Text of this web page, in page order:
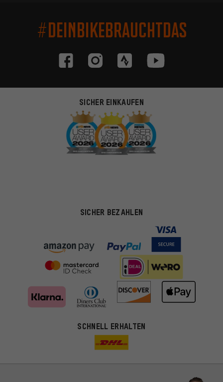
#DEINBIKEBRAUCHTDAS
SICHER EINKAUFEN
SICHER BEZAHLEN
SCHNELL ERHALTEN